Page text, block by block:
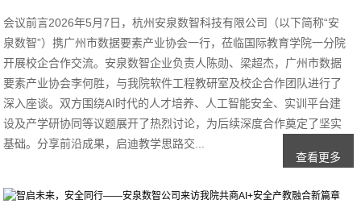
会议前言2026年5月7日，杭州安泉数智科技有限公司（以下简称“安
泉数智”）携广州市数据要素产业协会一行，莅临国际教育学院一分院
开展校企合作交流。安泉数智企业负责人陈勋、梁超杰，广州市数据
要素产业协会李何胜，与我院软件工程教研室及校企合作团队进行了
深入座谈。双方围绕AI时代的人才培养、人工智能安全、实训平台建
设及产学研协同等议题展开了热烈讨论，为后续深度合作奠定了坚实
基础。分享前沿成果，启迪教学思路交...
查看更多